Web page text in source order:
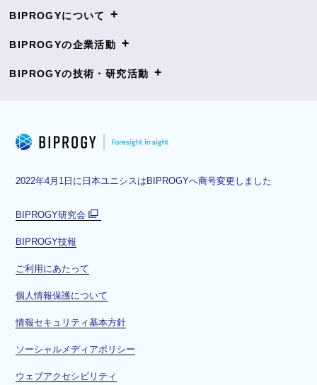
BIPROGYについて +
BIPROGYの企業活動 +
BIPROGYの技術・研究活動 +
2022年4月1日に日本ユニシスはBIPROGYへ商号変更しました
BIPROGY研究会
ド
で
く
BIPROGY技報
ご利用にあたって
個人情報保護について
情報セキュリティ基本方針
ソーシャルメディアポリシー
ウェブアクセシビリティ